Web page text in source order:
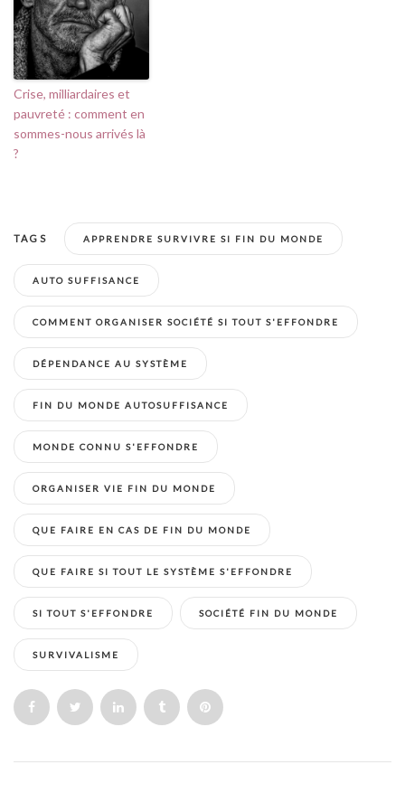
Crise, milliardaires et
pauvreté : comment en
sommes-nous arrivés là
?
TAGS APPRENDRE SURVIVRE SI FIN DU MONDE
AUTO SUFFISANCE
COMMENT ORGANISER SOCIÉTÉ SI TOUT S'EFFONDRE
DÉPENDANCE AU SYSTÈME
FIN DU MONDE AUTOSUFFISANCE
MONDE CONNU S'EFFONDRE
ORGANISER VIE FIN DU MONDE
QUE FAIRE EN CAS DE FIN DU MONDE
QUE FAIRE SI TOUT LE SYSTÈME S'EFFONDRE
SI TOUT S'EFFONDRE SOCIÉTÉ FIN DU MONDE
SURVIVALISME